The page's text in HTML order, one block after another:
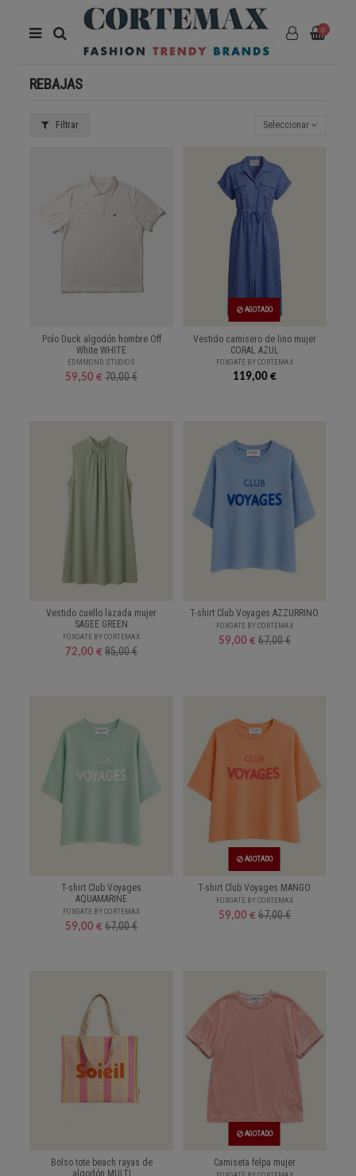
0
REBAJAS
Filtrar Seleccionar
Polo Duck algodón hombre Off
White WHITE
EDMMOND STUDIOS
59,50 € 70,00 €
AGOTADO
Vestido camisero de lino mujer
CORAL AZUL
FOXGATE BY CORTEMAX
119,00 €
Vestido cuello lazada mujer
SAGEE GREEN
FOXGATE BY CORTEMAX
72,00 € 85,00 €
T-shirt Club Voyages AZZURRINO
FOXGATE BY CORTEMAX
59,00 € 67,00 €
T-shirt Club Voyages
AQUAMARINE
FOXGATE BY CORTEMAX
59,00 € 67,00 €
AGOTADO
T-shirt Club Voyages MANGO
FOXGATE BY CORTEMAX
59,00 € 67,00 €
Bolso tote beach rayas de
algodón MULTI
AGOTADO
Camiseta felpa mujer